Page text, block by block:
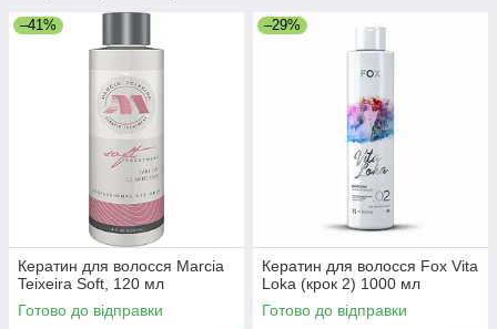
–41%
Кератин для волосся Marcia
Teixeira Soft, 120 мл
Готово до відправки
–29%
Кератин для волосся Fox Vita
Loka (крок 2) 1000 мл
Готово до відправки